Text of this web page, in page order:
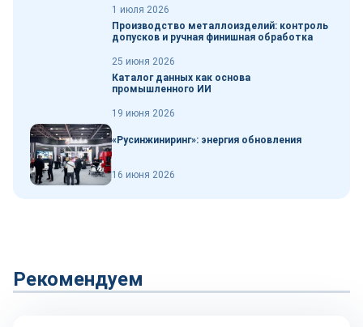
1 июля 2026
Производство металлоизделий: контроль
допусков и ручная финишная обработка
25 июня 2026
Каталог данных как основа
промышленного ИИ
19 июня 2026
«Русинжиниринг»: энергия обновления
16 июня 2026
Рекомендуем
Сырье и материалы